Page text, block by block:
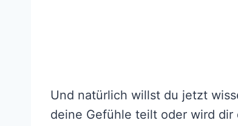
Und natürlich willst du jetzt
deine Gefühle teilt oder wird dir